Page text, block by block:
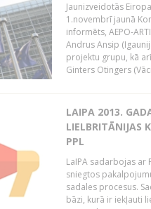
Jaunizveidotās
1.novembrī jaunā
informēts, AEPO-
Andrus Ansip
projektu grupu, kā
Ginters Otingers
LAIPA 2013.
LIELBRITĀNIJAS
PPL
LaIPA sadarbojas
sniegtos
sadales procesus.
bāzi, kurā ir iekļauti